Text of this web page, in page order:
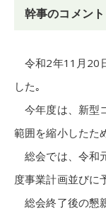
幹事のコメント
令和2年11月20
した｡
今年度は、新型
範囲を縮小したた
総会では、令和
度事業計画並びに
総会終了後の懇